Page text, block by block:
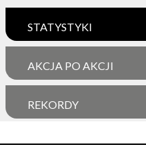
STATYSTYKI
AKCJA PO AKCJI
REKORDY